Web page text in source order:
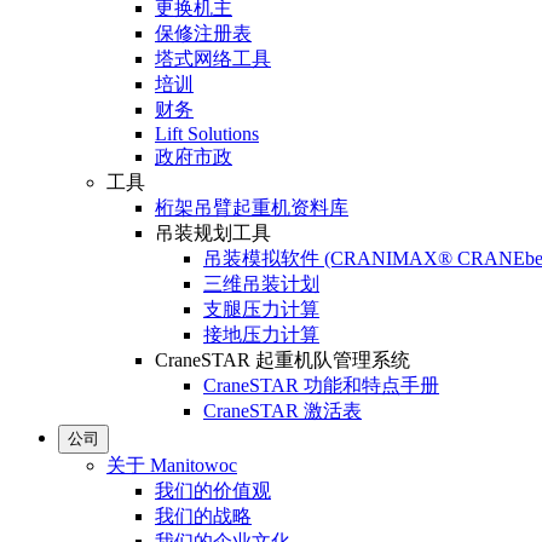
更换机主
保修注册表
塔式网络工具
培训
财务
Lift Solutions
政府市政
工具
桁架吊臂起重机资料库
吊装规划工具
吊装模拟软件 (CRANIMAX®
三维吊装计划
支腿压力计算
接地压力计算
CraneSTAR 起重机队管理系统
CraneSTAR 功能和特点手册
CraneSTAR 激活表
公司
关于 Manitowoc
我们的价值观
我们的战略